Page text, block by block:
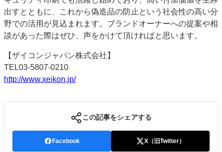
出すとともに、これから偽造品の防止という社会性の高い分
野での活用が見込まれます。ブランドオーナーへの提案や相
談があった際はぜひ、声をかけて頂ければと思います。
【ザイコンジャパン株式会社】
TEL03-5807-0210
http://www.xeikon.jp/
この記事をシェアする
Facebook X（旧Twitter）